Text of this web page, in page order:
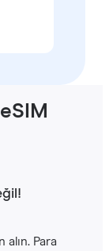
alın. Para